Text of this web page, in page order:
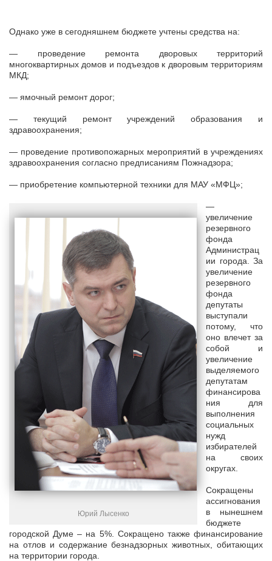
Однако уже в сегодняшнем бюджете учтены средства на:
— проведение ремонта дворовых территорий
многоквартирных домов и подъездов к дворовым территориям
МКД;
— ямочный ремонт дорог;
— текущий ремонт учреждений образования и
здравоохранения;
— проведение противопожарных мероприятий в учреждениях
здравоохранения согласно предписаниям Пожнадзора;
— приобретение компьютерной техники для МАУ «МФЦ»;
Юрий Лысенко
—
увеличение
резервного
фонда
Администрац
ии города. За
увеличение
резервного
фонда
депутаты
выступали
потому, что
оно влечет за
собой и
увеличение
выделяемого
депутатам
финансирова
ния для
выполнения
социальных
нужд
избирателей
на своих
округах.
Сокращены
ассигнования
в нынешнем
бюджете
городской Думе – на 5%. Сокращено также финансирование
на отлов и содержание безнадзорных животных, обитающих
на территории города.